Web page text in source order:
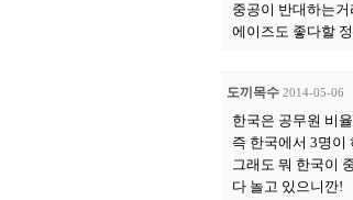
중공이 반대하는
에이즈도 좋다할
도끼목수 2014-05-06
한국은 공무원 비
즉 한국에서 3명이
그래도 뭐 한국이
다 놀고 있으니깐!